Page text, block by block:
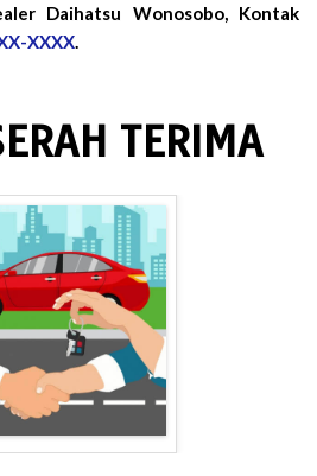
Daihatsu Wonosobo, Kontak
XXXX.
TERIMA